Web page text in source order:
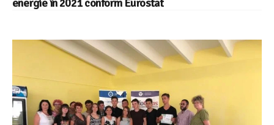
energie în 2021 conform Eurostat